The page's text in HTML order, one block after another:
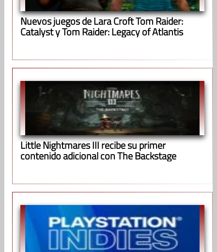
Nuevos juegos de Lara Croft Tom Raider:
Catalyst y Tom Raider: Legacy of Atlantis
Little Nightmares III recibe su primer
contenido adicional con The Backstage